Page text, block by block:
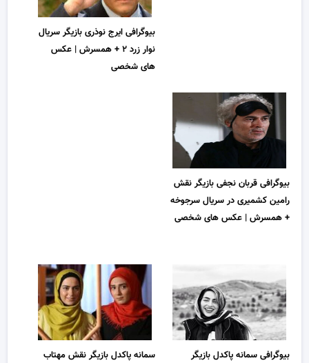
بیوگرافی ایرج نوذری بازیگر سریال
نوار زرد ۲ + همسرش | عکس
های شخصی
بیوگرافی قربان نجفی بازیگر نقش
رامین کشمیری در سریال سرجوخه
+ همسرش | عکس های شخصی
بیوگرافی سمانه پاکدل بازیگر
سمانه پاکدل بازیگر نقش مهتاب